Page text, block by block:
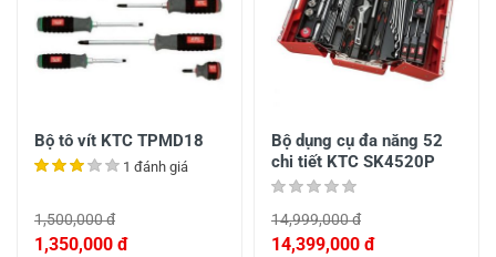
Bộ tô vít KTC TPMD18
1 đánh giá
1,500,000 đ
1,350,000 đ
Bộ dụng cụ đa năng 52
chi tiết KTC SK4520P
14,999,000 đ
14,399,000 đ